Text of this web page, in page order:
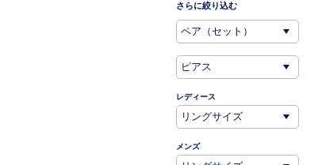
さらに絞り込む
レディース
メンズ